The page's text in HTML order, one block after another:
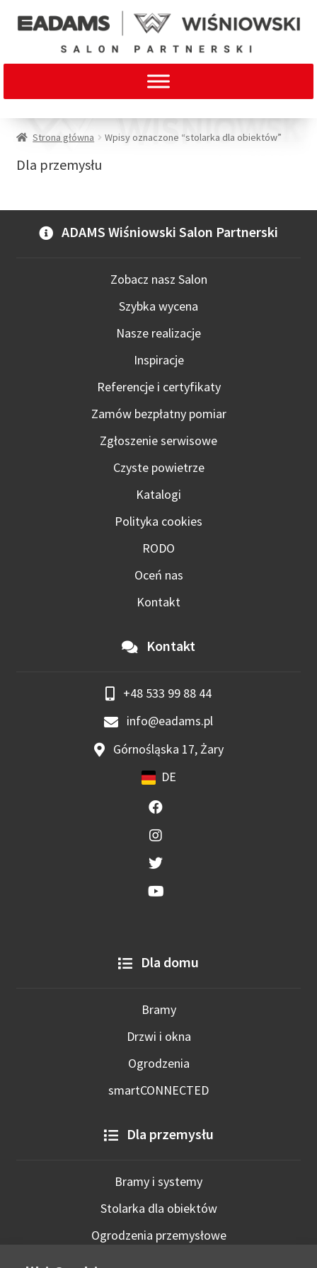
Strona główna Wpisy oznaczone “stolarka dla obiektów”
Dla przemysłu
ADAMS Wiśniowski Salon Partnerski
Zobacz nasz Salon
Szybka wycena
Nasze realizacje
Inspiracje
Referencje i certyfikaty
Zamów bezpłatny pomiar
Zgłoszenie serwisowe
Czyste powietrze
Katalogi
Polityka cookies
RODO
Oceń nas
Kontakt
Kontakt
+48 533 99 88 44
info@eadams.pl
Górnośląska 17, Żary
DE
Dla domu
Bramy
Drzwi i okna
Ogrodzenia
smartCONNECTED
Dla przemysłu
Bramy i systemy
Stolarka dla obiektów
Ogrodzenia przemysłowe